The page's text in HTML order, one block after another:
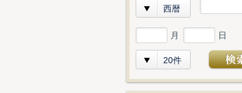
西暦
月 日
20件